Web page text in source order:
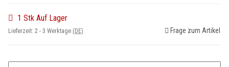
1 Stk Auf Lager
Lieferzeit: 2 - 3 Werktage (DE) Frage zum Artikel